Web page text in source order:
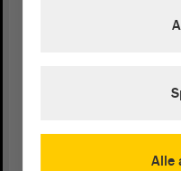
Wissen, dort wird
geholfen. -
(Beifall bei der CDU
Alle